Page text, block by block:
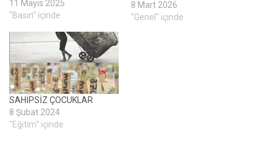
gösteriyor. Ama aslında
takvimde yazan bir tarihten
Anneler Günü. Ellerinde
sevgiyle yoğrulmuş hayatlar,
gözlerinde tükenmeyen
umutlar taşıyan o yüce
yürekli kadınların günü… Bir
çocuk ilk adımını attığında,
düşerken…
11 Mayıs 2025
"Basın" içinde
8 Mart 2026
"Genel" içinde
SAHİPSİZ ÇOCUKLAR
8 Şubat 2024
"Eğitim" içinde